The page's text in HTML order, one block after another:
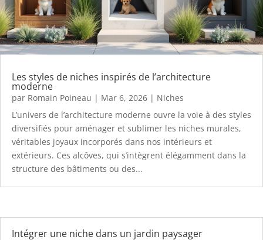
Les styles de niches inspirés de l’architecture
moderne
par Romain Poineau | Mar 6, 2026 | Niches
L’univers de l’architecture moderne ouvre la voie à des styles
diversifiés pour aménager et sublimer les niches murales,
véritables joyaux incorporés dans nos intérieurs et
extérieurs. Ces alcôves, qui s’intègrent élégamment dans la
structure des bâtiments ou des...
Intégrer une niche dans un jardin paysager